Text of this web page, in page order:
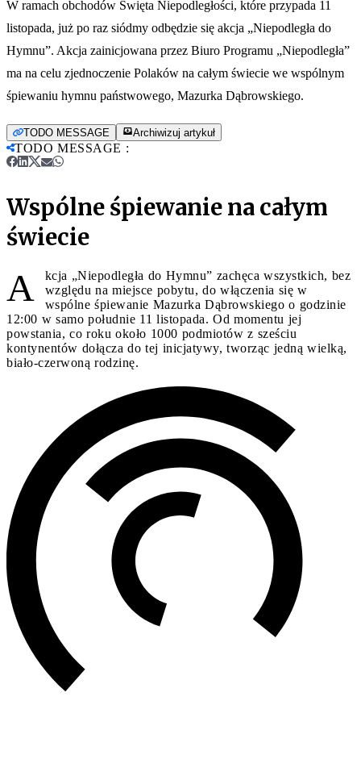
W ramach obchodów Święta Niepodległości, które przypada 11
listopada, już po raz siódmy odbędzie się akcja „Niepodległa do
Hymnu”. Akcja zainicjowana przez Biuro Programu „Niepodległa”
ma na celu zjednoczenie Polaków na całym świecie we wspólnym
śpiewaniu hymnu państwowego, Mazurka Dąbrowskiego.
TODO MESSAGE Archiwizuj artykuł
TODO MESSAGE :
Wspólne śpiewanie na całym
świecie
A
kcja „Niepodległa do Hymnu” zachęca wszystkich, bez
względu na miejsce pobytu, do włączenia się w
wspólne śpiewanie Mazurka Dąbrowskiego o godzinie
12:00 w samo południe 11 listopada. Od momentu jej
powstania, co roku około 1000 podmiotów z sześciu
kontynentów dołącza do tej inicjatywy, tworząc jedną wielką,
biało-czerwoną rodzinę.